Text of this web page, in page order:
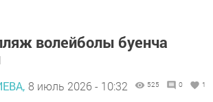
волейболы буенча
8 июль 2026 - 10:32 525 0 1